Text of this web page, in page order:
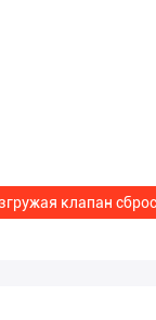
клапан